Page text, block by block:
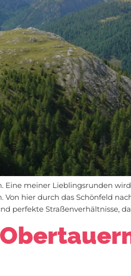
meiner Lieblingsrunden
hier durch das Schönfeld
perfekte Straßenverhältnisse,